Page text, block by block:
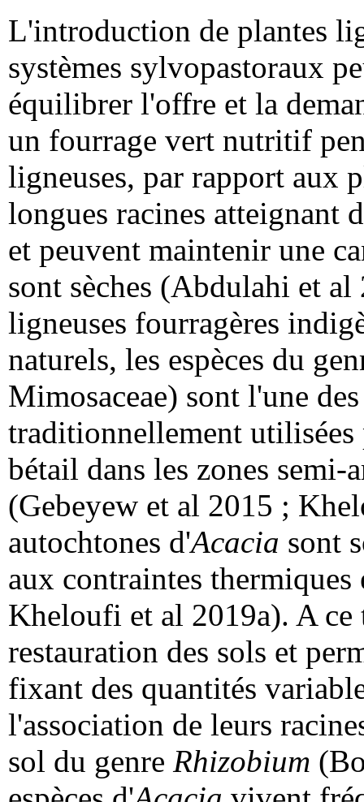
L'introduction de plantes
systèmes sylvopastoraux
équilibrer l'offre et la
un fourrage vert nutritif
ligneuses, par rapport aux
longues racines atteignant
et peuvent maintenir une
sont sèches (Abdulahi et al
ligneuses fourragères
naturels, les espèces du
Mimosaceae) sont l'une
traditionnellement
bétail dans les zones
(Gebeyew et al 2015 ;
autochtones d'Acacia sont
aux contraintes
Kheloufi et al 2019a). A
restauration des sols et
fixant des quantités
l'association de leurs
sol du genre Rhizobium